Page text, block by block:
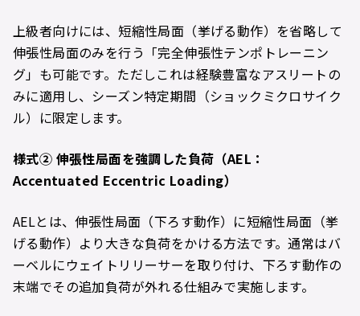
上級者向けには、短縮性局面（挙げる動作）を省略して
伸張性局面のみを行う「完全伸張性テンポトレーニン
グ」も可能です。ただしこれは経験豊富なアスリートの
みに適用し、シーズン特定期間（ショックミクロサイク
ル）に限定します。
様式② 伸張性局面を強調した負荷（AEL ：
Accentuated Eccentric Loading）
AELとは、伸張性局面（下ろす動作）に短縮性局面（挙
げる動作）より大きな負荷をかける方法です。通常はバ
ーベルにウェイトリリーサーを取り付け、下ろす動作の
末端でその追加負荷が外れる仕組みで実施します。